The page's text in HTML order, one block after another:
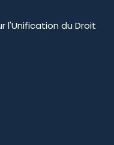
l'Unification du Droit